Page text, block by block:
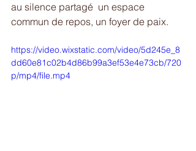
au silence partagé  un espace
commun de repos, un foyer de paix.
https://video.wixstatic.com/video/5d245e_8
dd60e81c02b4d86b99a3ef53e4e73cb/720
p/mp4/file.mp4